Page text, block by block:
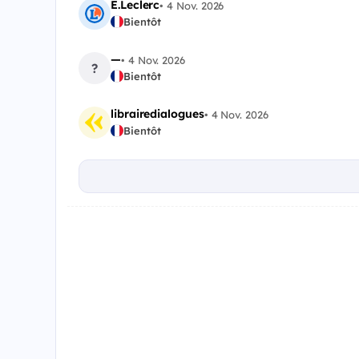
E.Leclerc•4 Nov. 2026
Bientôt
?
—• 4 Nov. 2026
Bientôt
librairedialogues• 4 Nov. 2026
Bientôt